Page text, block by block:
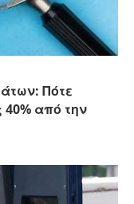
Πότε
40% από την